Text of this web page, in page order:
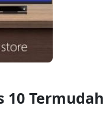
10 Termudah